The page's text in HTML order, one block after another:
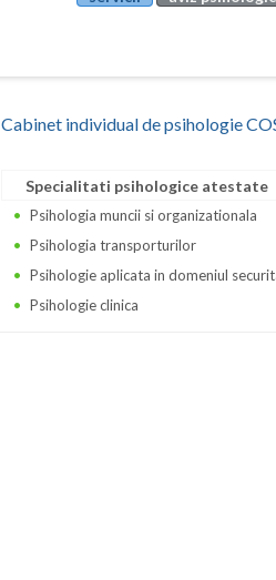
Cabinet individual de psihologie
Specialitati psihologice atestate
Psihologia muncii si organizationala
Psihologia transporturilor
Psihologie aplicata in domeniul
Psihologie clinica